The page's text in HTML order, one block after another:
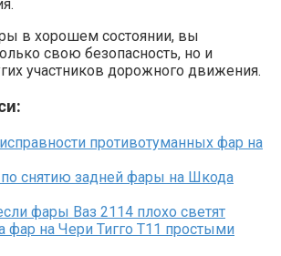
в хорошем состоянии, вы
свою безопасность, но и
участников дорожного движения.
противотуманных фар на
снятию задней фары на Шкода
фары Ваз 2114 плохо светят
фар на Чери Тигго Т11 простыми